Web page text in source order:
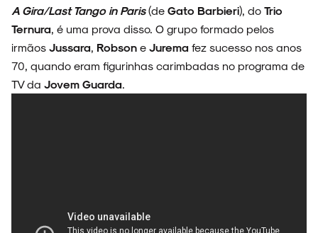
ARQUIVO
A Gira/Last Tango in Paris(de Gato Barbieri), do Trio
Ternura, é uma prova disso. O grupo formado pelos
irmãos Jussara, Robson e Jurema fez sucesso nos anos
70, quando eram figurinhas carimbadas no programa de
TV da Jovem Guarda.